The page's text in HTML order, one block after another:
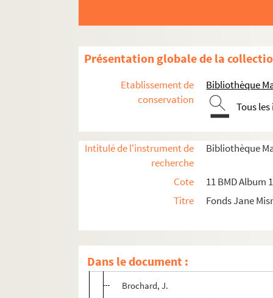
Présentation globale de la
Etablissement de
conservation
Bibliothèque
Tous
Intitulé de l'instrument de
recherche
Bibliothèque
Cote
11 BMD Album
Titre
Fonds Jane
Dans le document :
Bogelot, Isabelle
Bompard, Maurice, Ambassade de
Bonaparte, Princesse Marie
Bonet-Maury, G.
Bonnaure, Mme
Bouvier, Jeanne
Bradley, Jenny Serruys
Breslau, Louise
Brochard, J.